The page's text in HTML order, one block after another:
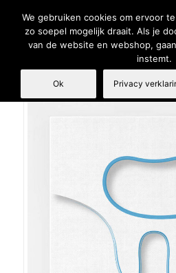
We gebruiken cookies om ervoor
zo soepel mogelijk draait. Als je
van de website en webshop,
instemt.
Ok Privacy